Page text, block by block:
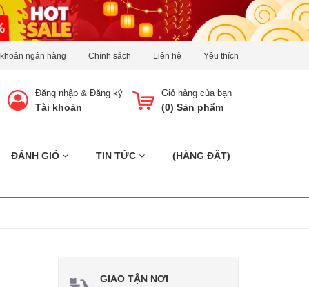
ngân hàng Chính sách Liên hệ Yêu thích
Giỏ hàng của bạn
(0) Sản phẩm
Đăng nhập & Đăng ký
Tài khoản
ĐÁNH GIÓ TIN TỨC (HÀNG ĐẶT)
GIAO TẬN NƠI